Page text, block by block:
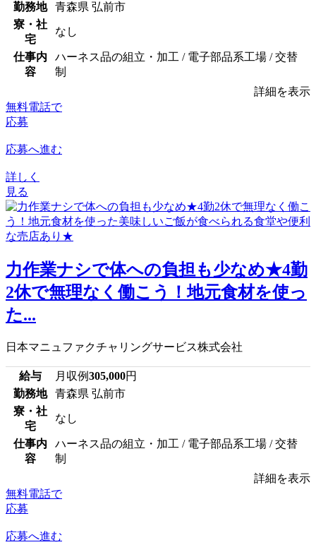
勤務地
青森県 弘前市
寮・社
宅
なし
仕事内
容
ハーネス品の組立・加工 / 電子部品系工場 / 交替
制
詳細を表示
無料電話で
応募
応募へ進む
詳しく
見る
力作業ナシで体への負担も少なめ★4勤
2休で無理なく働こう！地元食材を使っ
た...
日本マニュファクチャリングサービス株式会社
給与 月収例305,000円
勤務地
青森県 弘前市
寮・社
宅
なし
仕事内
容
ハーネス品の組立・加工 / 電子部品系工場 / 交替
制
詳細を表示
無料電話で
応募
応募へ進む